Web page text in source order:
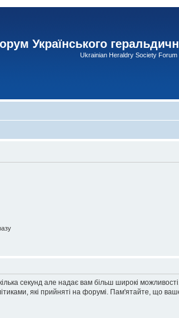
Українського
Ukrainian Heraldry Society Forum
секунд але надає вам більш широкі
які прийняті на форумі. Пам'ятайте, що